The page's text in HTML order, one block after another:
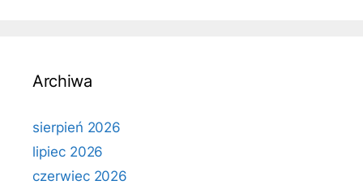
Archiwa
sierpień 2026
lipiec 2026
czerwiec 2026